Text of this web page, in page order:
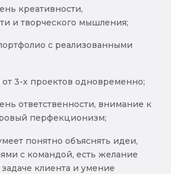
креативности,
и творческого мышления;
с реализованными
3-х проектов одновременно;
ответственности, внимание к
перфекционизм;
понятно объяснять идеи,
с командой, есть желание
клиента и умение